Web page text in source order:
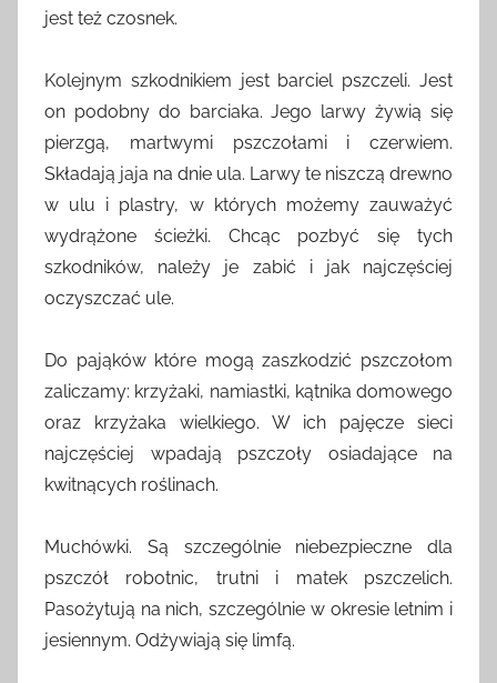
jest też czosnek.
Kolejnym szkodnikiem jest barciel pszczeli. Jest
on podobny do barciaka. Jego larwy żywią się
pierzgą, martwymi pszczołami i czerwiem.
Składają jaja na dnie ula. Larwy te niszczą drewno
w ulu i plastry, w których możemy zauważyć
wydrążone ścieżki. Chcąc pozbyć się tych
szkodników, należy je zabić i jak najczęściej
oczyszczać ule.
Do pająków które mogą zaszkodzić pszczołom
zaliczamy: krzyżaki, namiastki, kątnika domowego
oraz krzyżaka wielkiego. W ich pajęcze sieci
najczęściej wpadają pszczoły osiadające na
kwitnących roślinach.
Muchówki. Są szczególnie niebezpieczne dla
pszczół robotnic, trutni i matek pszczelich.
Pasożytują na nich, szczególnie w okresie letnim i
jesiennym. Odżywiają się limfą.